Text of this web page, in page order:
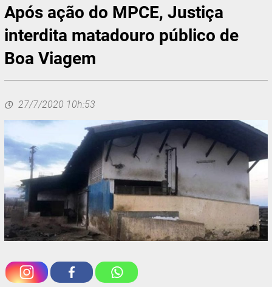
Após ação do MPCE, Justiça
interdita matadouro público de
Boa Viagem
27/7/2020 10h:53